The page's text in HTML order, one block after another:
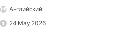
Английский
24 May 2026